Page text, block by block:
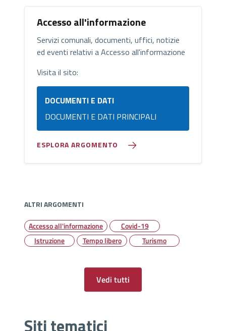
Accesso all'informazione
Servizi comunali, documenti, uffici, notizie
ed eventi relativi a Accesso all'informazione
Visita il sito:
DOCUMENTI E DATI
DOCUMENTI E DATI PRINCIPALI
ESPLORA ARGOMENTO
ALTRI ARGOMENTI
Accesso all'informazione
Covid-19
Istruzione
Tempo libero Turismo
Vedi tutti
Siti tematici